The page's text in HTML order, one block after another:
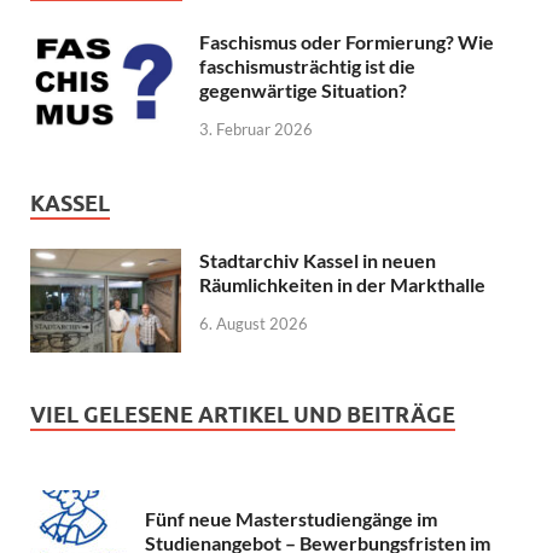
Faschismus oder Formierung? Wie
faschismusträchtig ist die
gegenwärtige Situation?
3. Februar 2026
KASSEL
Stadtarchiv Kassel in neuen
Räumlichkeiten in der Markthalle
6. August 2026
VIEL GELESENE ARTIKEL UND BEITRÄGE
Fünf neue Masterstudiengänge im
Studienangebot – Bewerbungsfristen im